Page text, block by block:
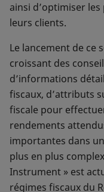
ainsi d’optimiser
leurs clients.
Le lancement de ce
croissant des
d’informations
fiscaux, d’attributs
fiscale pour
rendements
importantes dans
plus en plus
Instrument » est
régimes fiscaux du